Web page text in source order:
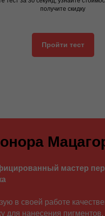
получите скидку
Пройти тест
мастер
в своей работе
для нанесения пигментов.